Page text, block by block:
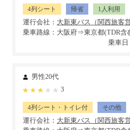
4列シート 帰省
1人利用
運行会社：
乗車路線：大阪府⇒東京都(TDR含
乗車日
男性20代
3
4列シート・トイレ付 その他
運行会社：